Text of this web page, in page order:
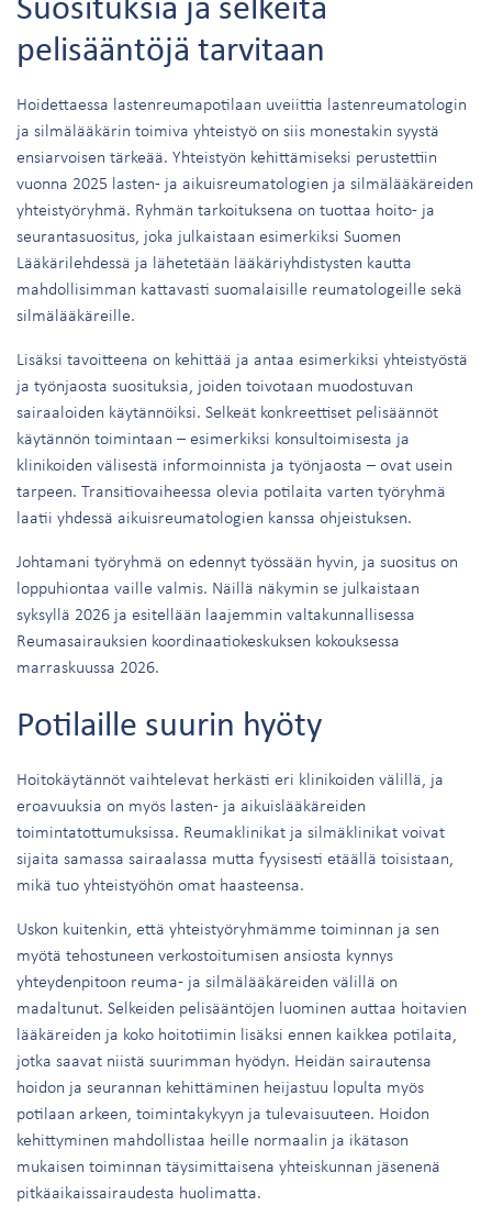
pelisääntöjä tarvitaan
Hoidettaessa lastenreumapotilaan uveiittia lastenreumatologin
ja silmälääkärin toimiva yhteistyö on siis monestakin syystä
ensiarvoisen tärkeää. Yhteistyön kehittämiseksi perustettiin
vuonna 2025 lasten- ja aikuisreumatologien ja silmälääkäreiden
yhteistyöryhmä. Ryhmän tarkoituksena on tuottaa hoito- ja
seurantasuositus, joka julkaistaan esimerkiksi Suomen
Lääkärilehdessä ja lähetetään lääkäriyhdistysten kautta
mahdollisimman kattavasti suomalaisille reumatologeille sekä
silmälääkäreille.
Lisäksi tavoitteena on kehittää ja antaa esimerkiksi yhteistyöstä
ja työnjaosta suosituksia, joiden toivotaan muodostuvan
sairaaloiden käytännöiksi. Selkeät konkreettiset pelisäännöt
käytännön toimintaan – esimerkiksi konsultoimisesta ja
klinikoiden välisestä informoinnista ja työnjaosta – ovat usein
tarpeen. Transitiovaiheessa olevia potilaita varten työryhmä
laatii yhdessä aikuisreumatologien kanssa ohjeistuksen.
Johtamani työryhmä on edennyt työssään hyvin, ja suositus on
loppuhiontaa vaille valmis. Näillä näkymin se julkaistaan
syksyllä 2026 ja esitellään laajemmin valtakunnallisessa
Reumasairauksien koordinaatiokeskuksen kokouksessa
marraskuussa 2026.
Potilaille suurin hyöty
Hoitokäytännöt vaihtelevat herkästi eri klinikoiden välillä, ja
eroavuuksia on myös lasten- ja aikuislääkäreiden
toimintatottumuksissa. Reumaklinikat ja silmäklinikat voivat
sijaita samassa sairaalassa mutta fyysisesti etäällä toisistaan,
mikä tuo yhteistyöhön omat haasteensa.
Uskon kuitenkin, että yhteistyöryhmämme toiminnan ja sen
myötä tehostuneen verkostoitumisen ansiosta kynnys
yhteydenpitoon reuma- ja silmälääkäreiden välillä on
madaltunut. Selkeiden pelisääntöjen luominen auttaa hoitavien
lääkäreiden ja koko hoitotiimin lisäksi ennen kaikkea potilaita,
jotka saavat niistä suurimman hyödyn. Heidän sairautensa
hoidon ja seurannan kehittäminen heijastuu lopulta myös
potilaan arkeen, toimintakykyyn ja tulevaisuuteen. Hoidon
kehittyminen mahdollistaa heille normaalin ja ikätason
mukaisen toiminnan täysimittaisena yhteiskunnan jäsenenä
pitkäaikaissairaudesta huolimatta.